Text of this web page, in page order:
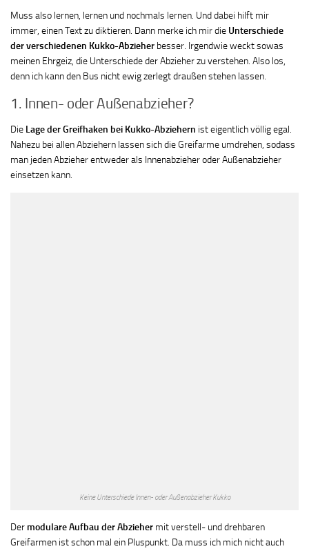
Muss also lernen, lernen und nochmals lernen. Und dabei hilft mir
immer, einen Text zu diktieren. Dann merke ich mir die Unterschiede
der verschiedenen Kukko-Abzieher besser. Irgendwie weckt sowas
meinen Ehrgeiz, die Unterschiede der Abzieher zu verstehen. Also los,
denn ich kann den Bus nicht ewig zerlegt draußen stehen lassen.
1. Innen- oder Außenabzieher?
Die Lage der Greifhaken bei Kukko-Abziehern ist eigentlich völlig egal.
Nahezu bei allen Abziehern lassen sich die Greifarme umdrehen, sodass
man jeden Abzieher entweder als Innenabzieher oder Außenabzieher
einsetzen kann.
Keine Unterschiede Innen- oder Außenabzieher Kukko
Der modulare Aufbau der Abzieher mit verstell- und drehbaren
Greifarmen ist schon mal ein Pluspunkt. Da muss ich mich nicht auch